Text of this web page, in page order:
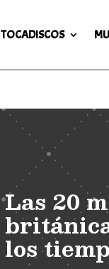
TOCADISCOS
Las 20
los